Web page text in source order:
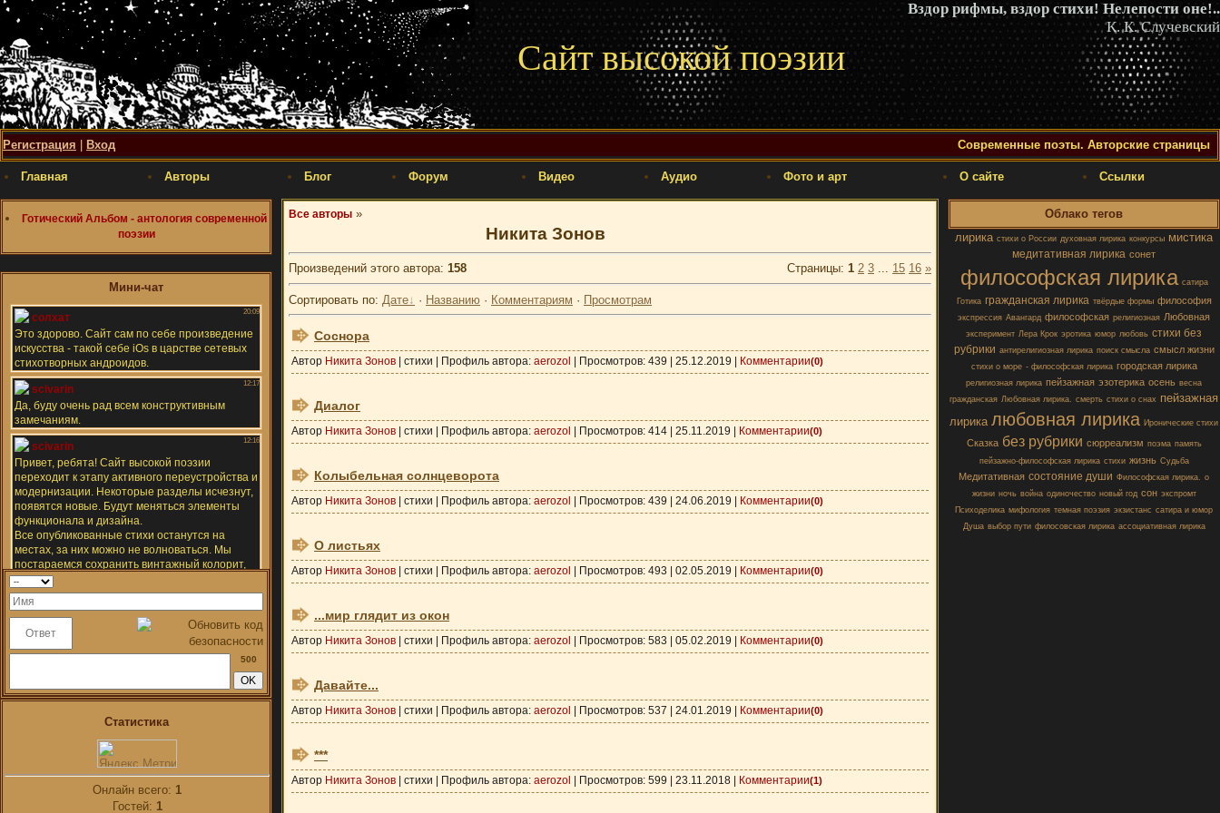
Вздор рифмы, вздор стихи! Нелепости оне!..
К. К. Случевский
Сайт высокой поэзии
Регистрация Вход Современные поэты. Авторские страницы
Главная Авторы Блог Форум Видео Аудио Фото и арт О сайте Ссылки
Готический Альбом - антология современной
поэзии
Мини-чат
500
Статистика
Онлайн всего: 1
Гостей: 1
Все авторы »
Никита Зонов
Произведений этого автора: 158 Страницы: 1 2 3 ... 15 16 »
Сортировать по: Дате · Названию · Комментариям · Просмотрам
Соснора
Автор Никита Зонов | стихи | Профиль автора: aerozol | Просмотров: 439 | 25.12.2019 Комментарии(0)
Диалог
Автор Никита Зонов | стихи | Профиль автора: aerozol | Просмотров: 414 | 25.11.2019 Комментарии(0)
Колыбельная солнцеворота
Автор Никита Зонов | стихи | Профиль автора: aerozol | Просмотров: 439 | 24.06.2019 Комментарии(0)
О листьях
Автор Никита Зонов | стихи | Профиль автора: aerozol | Просмотров: 493 | 02.05.2019 Комментарии(0)
...мир глядит из окон
Автор Никита Зонов | стихи | Профиль автора: aerozol | Просмотров: 583 | 05.02.2019 Комментарии(0)
Давайте...
Автор Никита Зонов | стихи | Профиль автора: aerozol | Просмотров: 537 | 24.01.2019 Комментарии(0)
***
Автор Никита Зонов | стихи | Профиль автора: aerozol | Просмотров: 599 | 23.11.2018 Комментарии(1)
Облако тегов
лирика стихи о России духовная лирика конкурсы мистика
медитативная лирика сонет
философская лирика сатира
Готика гражданская лирика твёрдые формы философия
экспрессия Авангард философская религиозная Любовная
эксперимент Лера Крок эротика юмор любовь стихи без
рубрики антирелигиозная лирика поиск смысла смысл жизни
стихи о море - философская лирика городская лирика
религиозная лирика пейзажная эзотерика осень весна
гражданская Любовная лирика. смерть стихи о снах пейзажная
лирика любовная лирика Иронические стихи
Сказка без рубрики сюрреализм поэма память
пейзажно-философская лирика стихи жизнь Судьба
Медитативная состояние души Философская лирика. о
жизни ночь война одиночество новый год сон экспромт
Психоделика мифология темная поэзия экзистанс сатира и юмор
Душа выбор пути филосовская лирика ассоциативная лирика